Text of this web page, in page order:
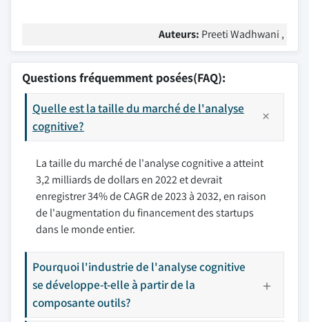
Auteurs: Preeti Wadhwani ,
Questions fréquemment posées(FAQ):
Quelle est la taille du marché de l'analyse
cognitive?
La taille du marché de l'analyse cognitive a atteint
3,2 milliards de dollars en 2022 et devrait
enregistrer 34% de CAGR de 2023 à 2032, en raison
de l'augmentation du financement des startups
dans le monde entier.
Pourquoi l'industrie de l'analyse cognitive
se développe-t-elle à partir de la
composante outils?